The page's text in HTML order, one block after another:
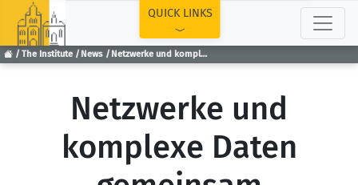
The Institute News Netzwerke und komplexe Daten gemeinsam visualisieren
QUICK LINKS
Netzwerke und
komplexe Daten